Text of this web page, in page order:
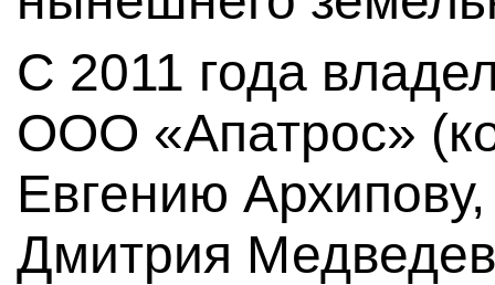
С 2011 года
ООО «Апатрос»
Евгению
Дмитрия